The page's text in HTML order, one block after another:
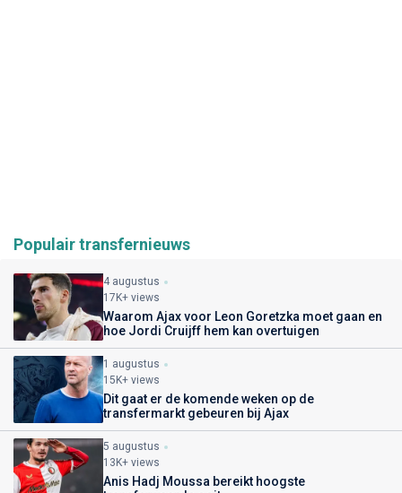
Populair transfernieuws
4 augustus
17K+ views
Waarom Ajax voor Leon Goretzka moet gaan en
hoe Jordi Cruijff hem kan overtuigen
1 augustus
15K+ views
Dit gaat er de komende weken op de
transfermarkt gebeuren bij Ajax
5 augustus
13K+ views
Anis Hadj Moussa bereikt hoogste